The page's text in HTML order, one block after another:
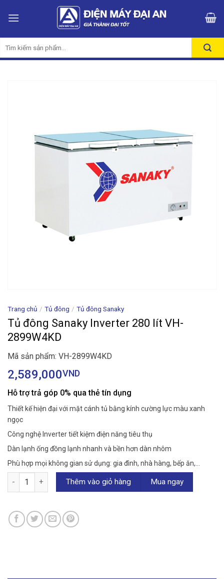
kiếm:
Trang chủ / Tủ đông / Tủ đông Sanaky
Tủ đông Sanaky Inverter 280 lít VH-
2899W4KD
Mã sản phẩm: VH-2899W4KD
2,589,000VND
Hỗ trợ trả góp 0% qua thẻ tín dụng
Thiết kế hiện đại với mặt cánh tủ bằng kính cường lực màu xanh
ngọc
Công nghệ Inverter tiết kiệm điện năng tiêu thụ
Dàn lạnh ống đồng lạnh nhanh và bền hơn dàn nhôm
Phù hợp mọi không gian sử dụng: gia đình, nhà hàng, bếp ăn,…
Tủ đông Sanaky Inverter 280 lít VH-2899W4KD số lượng
Thêm vào giỏ hàng Mua ngay